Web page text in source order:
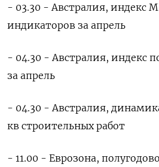
- 03.30 - Австралия, индекс
индикаторов за апрель
- 04.30 - Австралия, индекс
за апрель
- 04.30 - Австралия,
кв строительных работ
- 11.00 - Еврозона,